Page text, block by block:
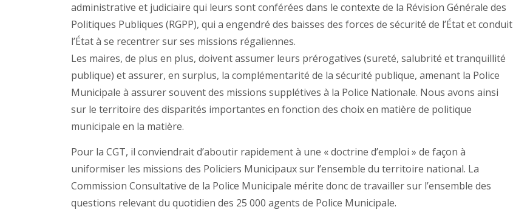
administrative et judiciaire qui leurs sont conférées dans le contexte de la Révision Générale des
Politiques Publiques (RGPP), qui a engendré des baisses des forces de sécurité de l’État et conduit
l’État à se recentrer sur ses missions régaliennes.
Les maires, de plus en plus, doivent assumer leurs prérogatives (sureté, salubrité et tranquillité
publique) et assurer, en surplus, la complémentarité de la sécurité publique, amenant la Police
Municipale à assurer souvent des missions supplétives à la Police Nationale. Nous avons ainsi
sur le territoire des disparités importantes en fonction des choix en matière de politique
municipale en la matière.
Pour la CGT, il conviendrait d’aboutir rapidement à une « doctrine d’emploi » de façon à
uniformiser les missions des Policiers Municipaux sur l’ensemble du territoire national. La
Commission Consultative de la Police Municipale mérite donc de travailler sur l’ensemble des
questions relevant du quotidien des 25 000 agents de Police Municipale.